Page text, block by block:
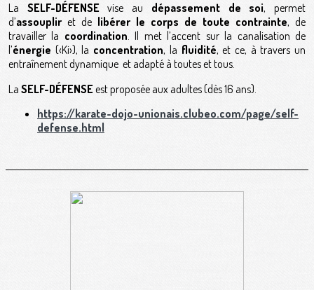
La SELF-DÉFENSEvise au dépassement de soi, permet
d’assouplir et de libérer le corps de toute contrainte, de
travailler la coordination. Il met l’accent sur la canalisation de
l’énergie (‹Ki›), la concentration, la fluidité, et ce, à travers un
entraînement dynamique et adapté à toutes et tous.
La SELF-DÉFENSEest proposée aux adultes (dès 16 ans).
https://karate-dojo-unionais.clubeo.com/page/self-
defense.html